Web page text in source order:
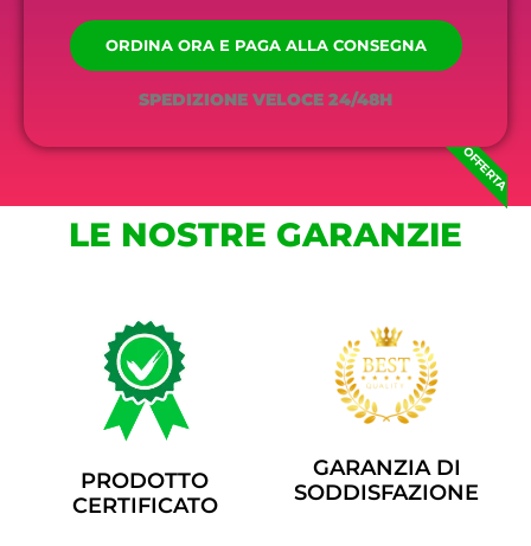
ORDINA ORA E PAGA ALLA CONSEGNA
SPEDIZIONE VELOCE 24/48H
OFFERTA
LE NOSTRE GARANZIE
PRODOTTO
CERTIFICATO
GARANZIA DI
SODDISFAZIONE